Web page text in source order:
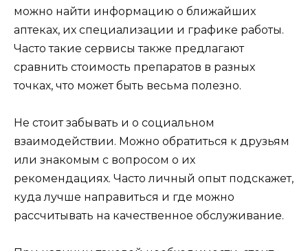
можно найти информацию о ближайших
аптеках, их специализации и графике работы.
Часто такие сервисы также предлагают
сравнить стоимость препаратов в разных
точках, что может быть весьма полезно.
Не стоит забывать и о социальном
взаимодействии. Можно обратиться к друзьям
или знакомым с вопросом о их
рекомендациях. Часто личный опыт подскажет,
куда лучше направиться и где можно
рассчитывать на качественное обслуживание.